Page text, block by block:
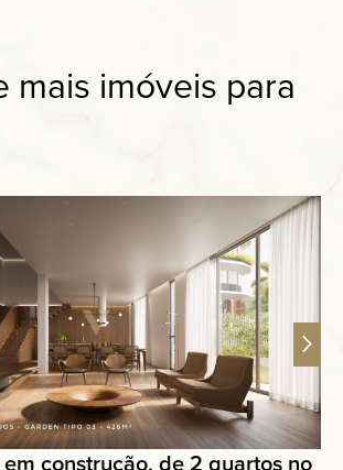
mais imóveis para
construção, de 2 quartos no